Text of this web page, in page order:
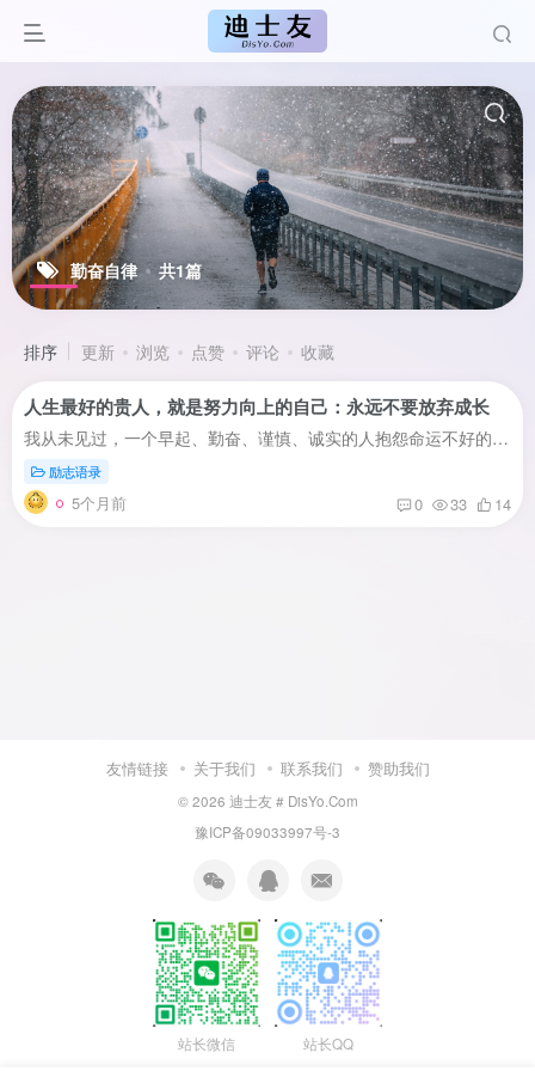
勤奋自律 共1篇
排序 更新 浏览 点赞 评论 收藏
人生最好的贵人，就是努力向上的自己：永远不要放弃成长
我从未见过，一个早起、勤奋、谨慎、诚实的人抱怨命运不好的。最完美的状态，不是你从不失误，而是你从没放弃成长。没人能把你变的越来越好，时间和经历只是陪衬，支撑你变的越来越好的，是你坚...
励志语录
5个月前 0 33 14
友情链接 关于我们 联系我们 赞助我们
© 2026 迪士友 # DisYo.Com
豫ICP备09033997号-3
站长微信 站长QQ